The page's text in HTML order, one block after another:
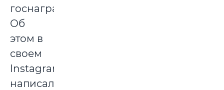
госнаграде.
Об
этом в
своем
Instagram
написал